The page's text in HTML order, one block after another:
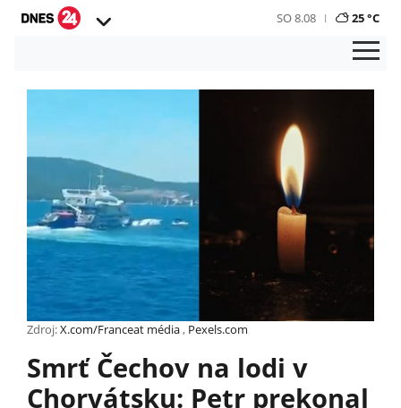
SO 8.08 25 °C
Zdroj:X.com/Franceat média, Pexels.com
Smrť Čechov na lodi v
Chorvátsku: Petr prekonal